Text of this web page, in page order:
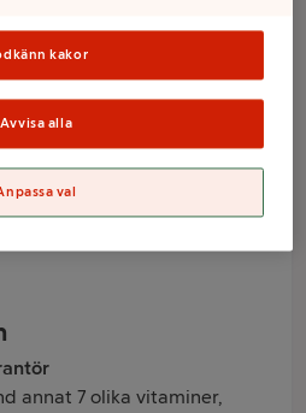
annat 7 olika vitaminer,
kakor
Avvisa alla
val